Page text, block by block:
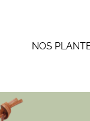
NOS